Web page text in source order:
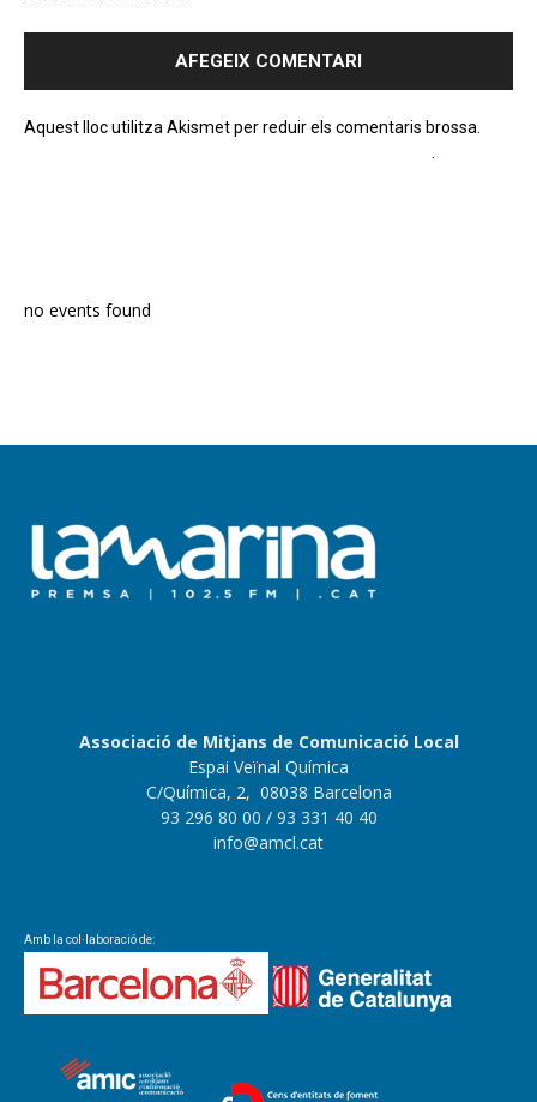
Aquest lloc utilitza Akismet per reduir els comentaris brossa.
no events found
Associació de Mitjans de Comunicació Local
Espai Veïnal Química
C/Química, 2, 08038 Barcelona
93 296 80 00 / 93 331 40 40
info@amcl.cat
Amb la col·laboració de: